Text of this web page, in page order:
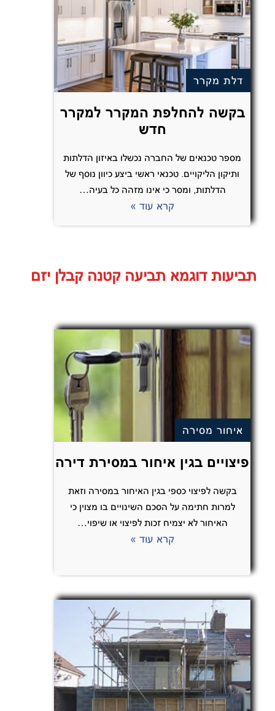
דלת מקרר
בקשה להחלפת המקרר למקרר
חדש
מספר טכנאים של החברה נכשלו באיזון הדלתות
ותיקון הליקויים. טכנאי ראשי ביצע כיוון נוסף של
הדלתות, ומסר כי אינו מזהה כל בעיה…
קרא עוד »
תביעות דוגמא תביעה קטנה קבלן יזם
איחור מסירה
פיצויים בגין איחור במסירת דירה
בקשה לפיצוי כספי בגין האיחור במסירה וזאת
למרות חתימה על הסכם השינויים בו מצוין כי
האיחור לא יצמיח זכות לפיצוי או שיפוי…
קרא עוד »